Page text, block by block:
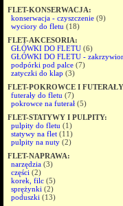
FLET-KONSERWACJA:
konserwacja - czyszczenie (9)
wyciory do fletu (18)
FLET-AKCESORIA:
GŁÓWKI DO FLETU (6)
GŁÓWKI DO FLETU -
podpórki pod palce (7)
zatyczki do klap (3)
FLET-POKROWCE I
futerały do fletu (7)
pokrowce na futerał (5)
FLET-STATYWY I PULPITY:
pulpity do fletu (1)
statywy na flet (11)
pulpity na nuty (2)
FLET-NAPRAWA:
narzędzia (3)
części (2)
korek, filc (5)
sprężynki (2)
poduszki (13)